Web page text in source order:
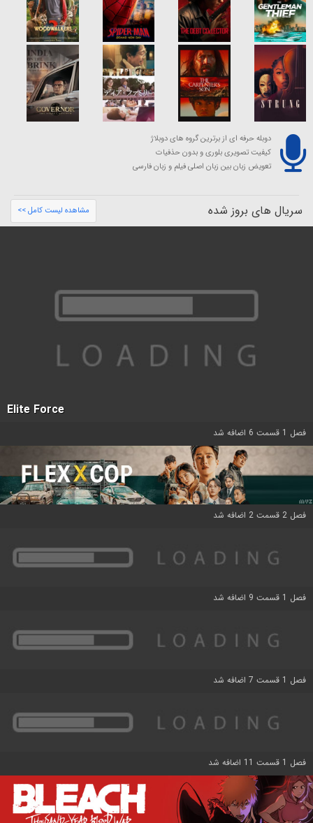
دوبله حرفه ای از برترین گروه های دوبلاژ
کیفیت تصویری بلوری و بدون حذفیات
تعویض زبان بین زبان اصلی فیلم و زبان فارسی
سریال های بروز شده مشاهده لیست کامل >>
Elite Force
فصل 1 قسمت 6 اضافه شد
فصل 2 قسمت 2 اضافه شد
فصل 1 قسمت 9 اضافه شد
فصل 1 قسمت 7 اضافه شد
فصل 1 قسمت 11 اضافه شد